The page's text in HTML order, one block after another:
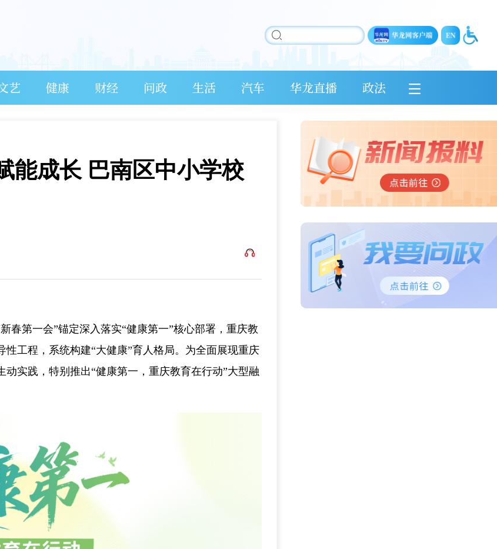
艺 健康 财经 问政 生活 汽车 华龙直播 政法
能成长 巴南区中小学校
春第一会”锚定深入落实“健康第一”核心部署，重庆教
工程，系统构建“大健康”育人格局。为全面展现重庆
实践，特别推出“健康第一，重庆教育在行动”大型融